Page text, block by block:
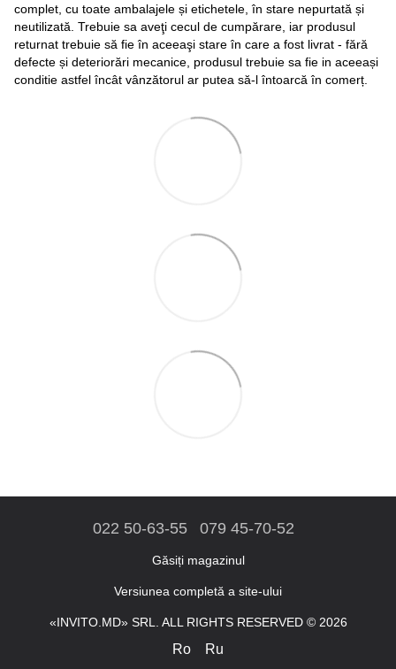
complet, cu toate ambalajele și etichetele, în stare nepurtată și
neutilizată. Trebuie sa aveţi cecul de cumpărare, iar produsul
returnat trebuie să fie în aceeaşi stare în care a fost livrat - fără
defecte și deteriorări mecanice, produsul trebuie sa fie in aceeași
conditie astfel încât vânzătorul ar putea să-l întoarcă în comerț.
022 50-63-55 079 45-70-52
Găsiți magazinul
Versiunea completă a site-ului
«INVITO.MD» SRL. ALL RIGHTS RESERVED © 2026
Ro Ru